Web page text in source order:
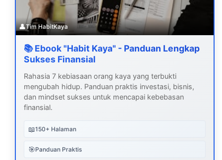
👤Tim HabitKaya
📚 Ebook "Habit Kaya" - Panduan Lengkap
Sukses Finansial
Rahasia 7 kebiasaan orang kaya yang terbukti
mengubah hidup. Panduan praktis investasi, bisnis,
dan mindset sukses untuk mencapai kebebasan
finansial.
📖150+ Halaman
🎯Panduan Praktis